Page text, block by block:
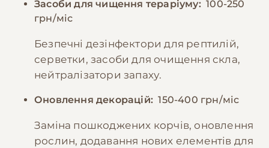
Засоби для чищення тераріуму: 100-250
грн/міс
Безпечні дезінфектори для рептилій,
серветки, засоби для очищення скла,
нейтралізатори запаху.
Оновлення декорацій: 150-400 грн/міс
Заміна пошкоджених корчів, оновлення
рослин, додавання нових елементів для